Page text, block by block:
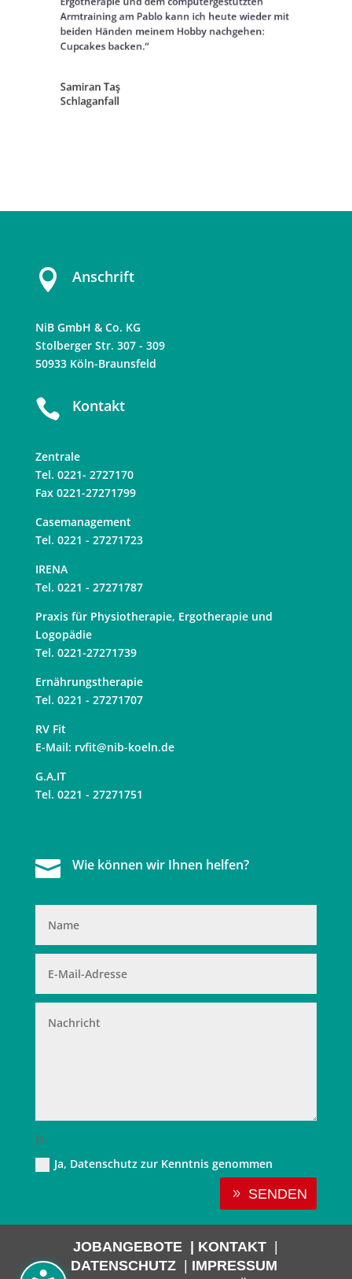
Ergotherapie und dem computergestützten
Armtraining am Pablo kann ich heute wieder mit
beiden Händen meinem Hobby nachgehen:
Samiran Taş
 Anschrift
NiB GmbH & Co. KG
Stolberger Str. 307 - 309
50933 Köln-Braunsfeld
 Kontakt
Zentrale
Tel. 0221- 2727170
Fax 0221-27271799
Casemanagement
Tel. 0221 - 27271723
IRENA
Tel. 0221 - 27271787
Praxis für Physiotherapie, Ergotherapie und
Logopädie
Tel. 0221-27271739
Ernährungstherapie
Tel. 0221 - 27271707
RV Fit
E-Mail: rvfit@nib-koeln.de
G.A.IT
Tel. 0221 - 27271751
 Wie können wir Ihnen helfen?
Ja,
Ja, Datenschutz zur Kenntnis genommen
SENDEN
JOBANGEBOTE | KONTAKT |
DATENSCHUTZ | IMPRESSUM